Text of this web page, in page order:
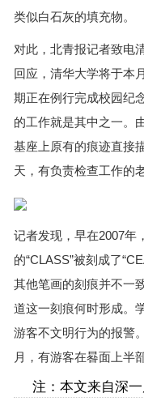
类似白石灰的填充物。
对此，北青报记者致电
回应，清华大学将于本
期正在例行完成校园纪
的工作就是其中之一。
基座上原有的痕迹直接
天，有负责检查工作的
记者发现，早在2007年
的“CLASS”被刻成了
其他笔画的刻痕并不一
道这一刻痕何时形成。
游客不文明行为的报警
月，有游客在晷面上半
注：本文来自深